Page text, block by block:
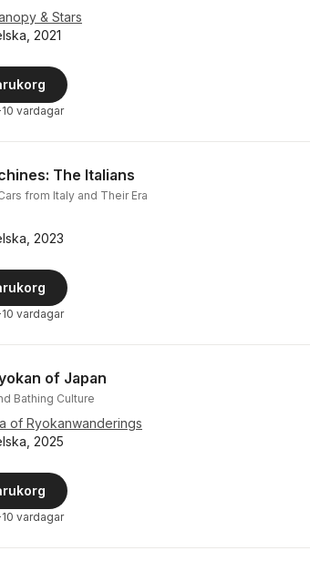
& Stars
2021
vardagar
The Italians
from Italy and Their Era
2023
vardagar
of Japan
Bathing Culture
of Ryokanwanderings
2025
vardagar